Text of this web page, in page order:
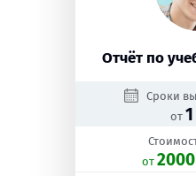
Отчёт по
Сроки
от
oт